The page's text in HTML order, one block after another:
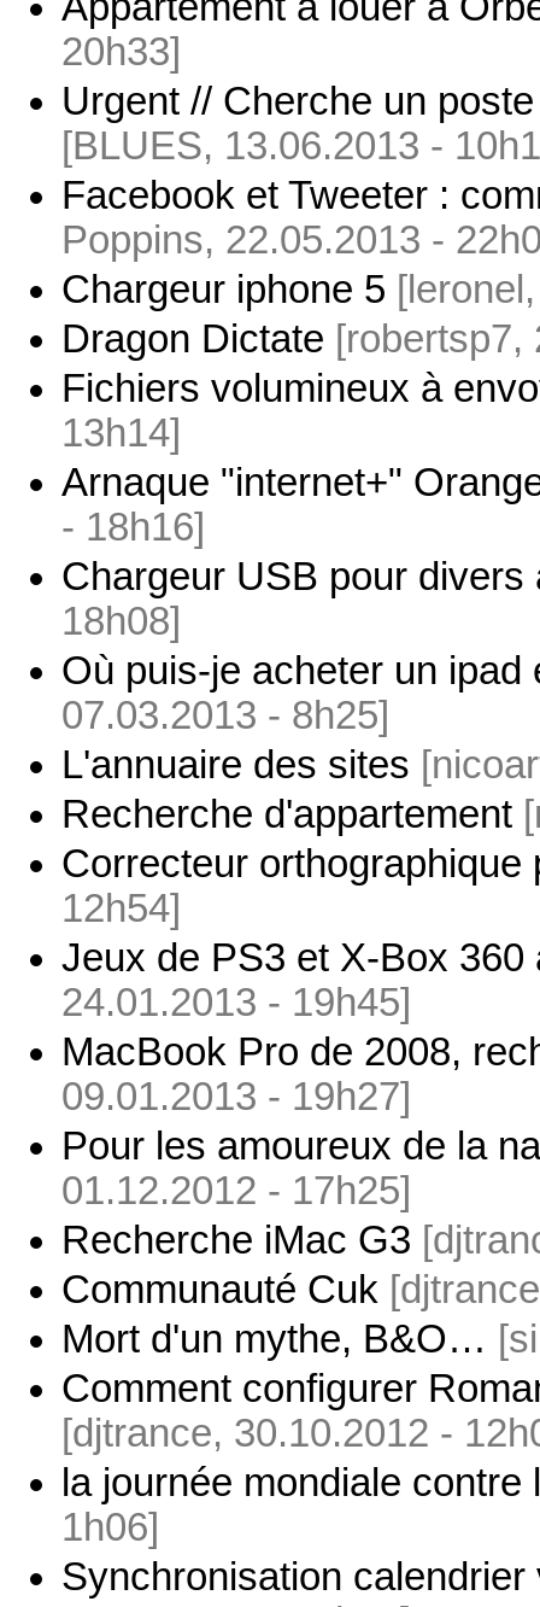
20h33]
Urgent // Cherche un
[BLUES, 13.06.2013 -
Facebook et Tweeter :
Poppins, 22.05.2013 -
Chargeur iphone 5
Dragon Dictate [robertsp7,
Fichiers volumineux à
13h14]
Arnaque "internet+"
- 18h16]
Chargeur USB pour divers
18h08]
Où puis-je acheter un ipad
07.03.2013 - 8h25]
L'annuaire des sites
Recherche d'appartement
Correcteur orthographique
12h54]
Jeux de PS3 et X-Box
24.01.2013 - 19h45]
MacBook Pro de 2008,
09.01.2013 - 19h27]
Pour les amoureux de la
01.12.2012 - 17h25]
Recherche iMac G3
Communauté Cuk
Mort d'un mythe, B&O…
Comment configurer
[djtrance, 30.10.2012 -
la journée mondiale contre
1h06]
Synchronisation